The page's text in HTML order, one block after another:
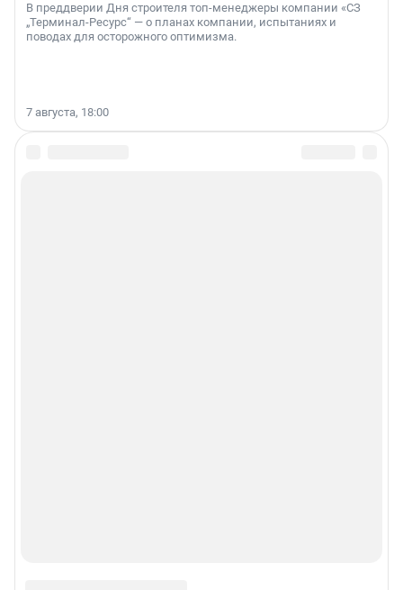
В преддверии Дня строителя топ-менеджеры компании «СЗ
„Терминал-Ресурс“ — о планах компании, испытаниях и
поводах для осторожного оптимизма.
7 августа, 18:00